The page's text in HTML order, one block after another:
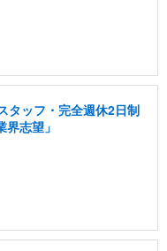
タッフ・完全週休2日制
志望」